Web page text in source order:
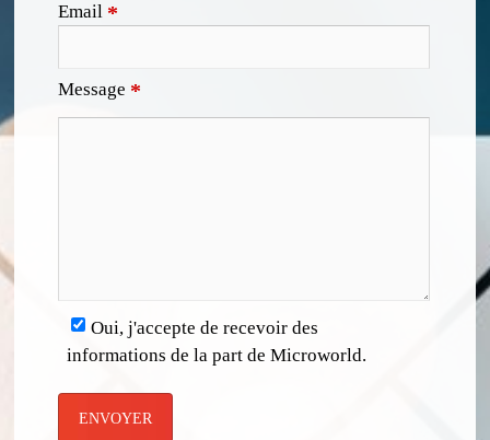
Email *
Message *
Oui, j'accepte de recevoir des
informations de la part de Microworld.
ENVOYER